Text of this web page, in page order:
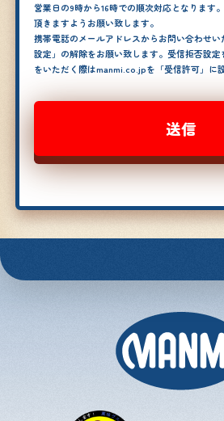
営業日の9時から16時での順次対応となります
頂きますようお願い致します。
携帯電話のメールアドレスからお問い合わせ
設定」の解除をお願い致します。受信拒否設
をいただく際はmanmi.co.jpを「受信許可」に